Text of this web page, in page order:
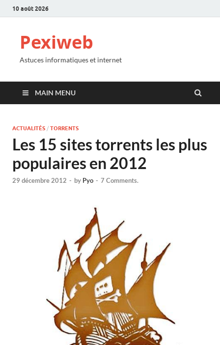
10 août 2026
Pexiweb
Astuces informatiques et internet
MAIN MENU
ACTUALITÉS / TORRENTS
Les 15 sites torrents les plus
populaires en 2012
29 décembre 2012 - by Pyo - 7 Comments.